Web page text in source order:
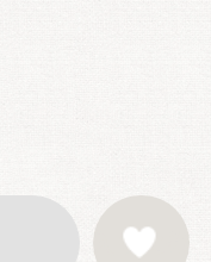
お気に入りに登